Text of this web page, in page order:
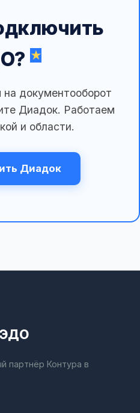
документооборот
Диадок. Работаем
и области.
Диадок
ЭДО
Контура в